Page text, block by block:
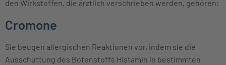
den Wirkstoffen, die ärztlich verschrieben werden, gehören:
Cromone
Sie beugen allergischen Reaktionen vor, indem sie die
Ausschüttung des Botenstoffs Histamin in bestimmten